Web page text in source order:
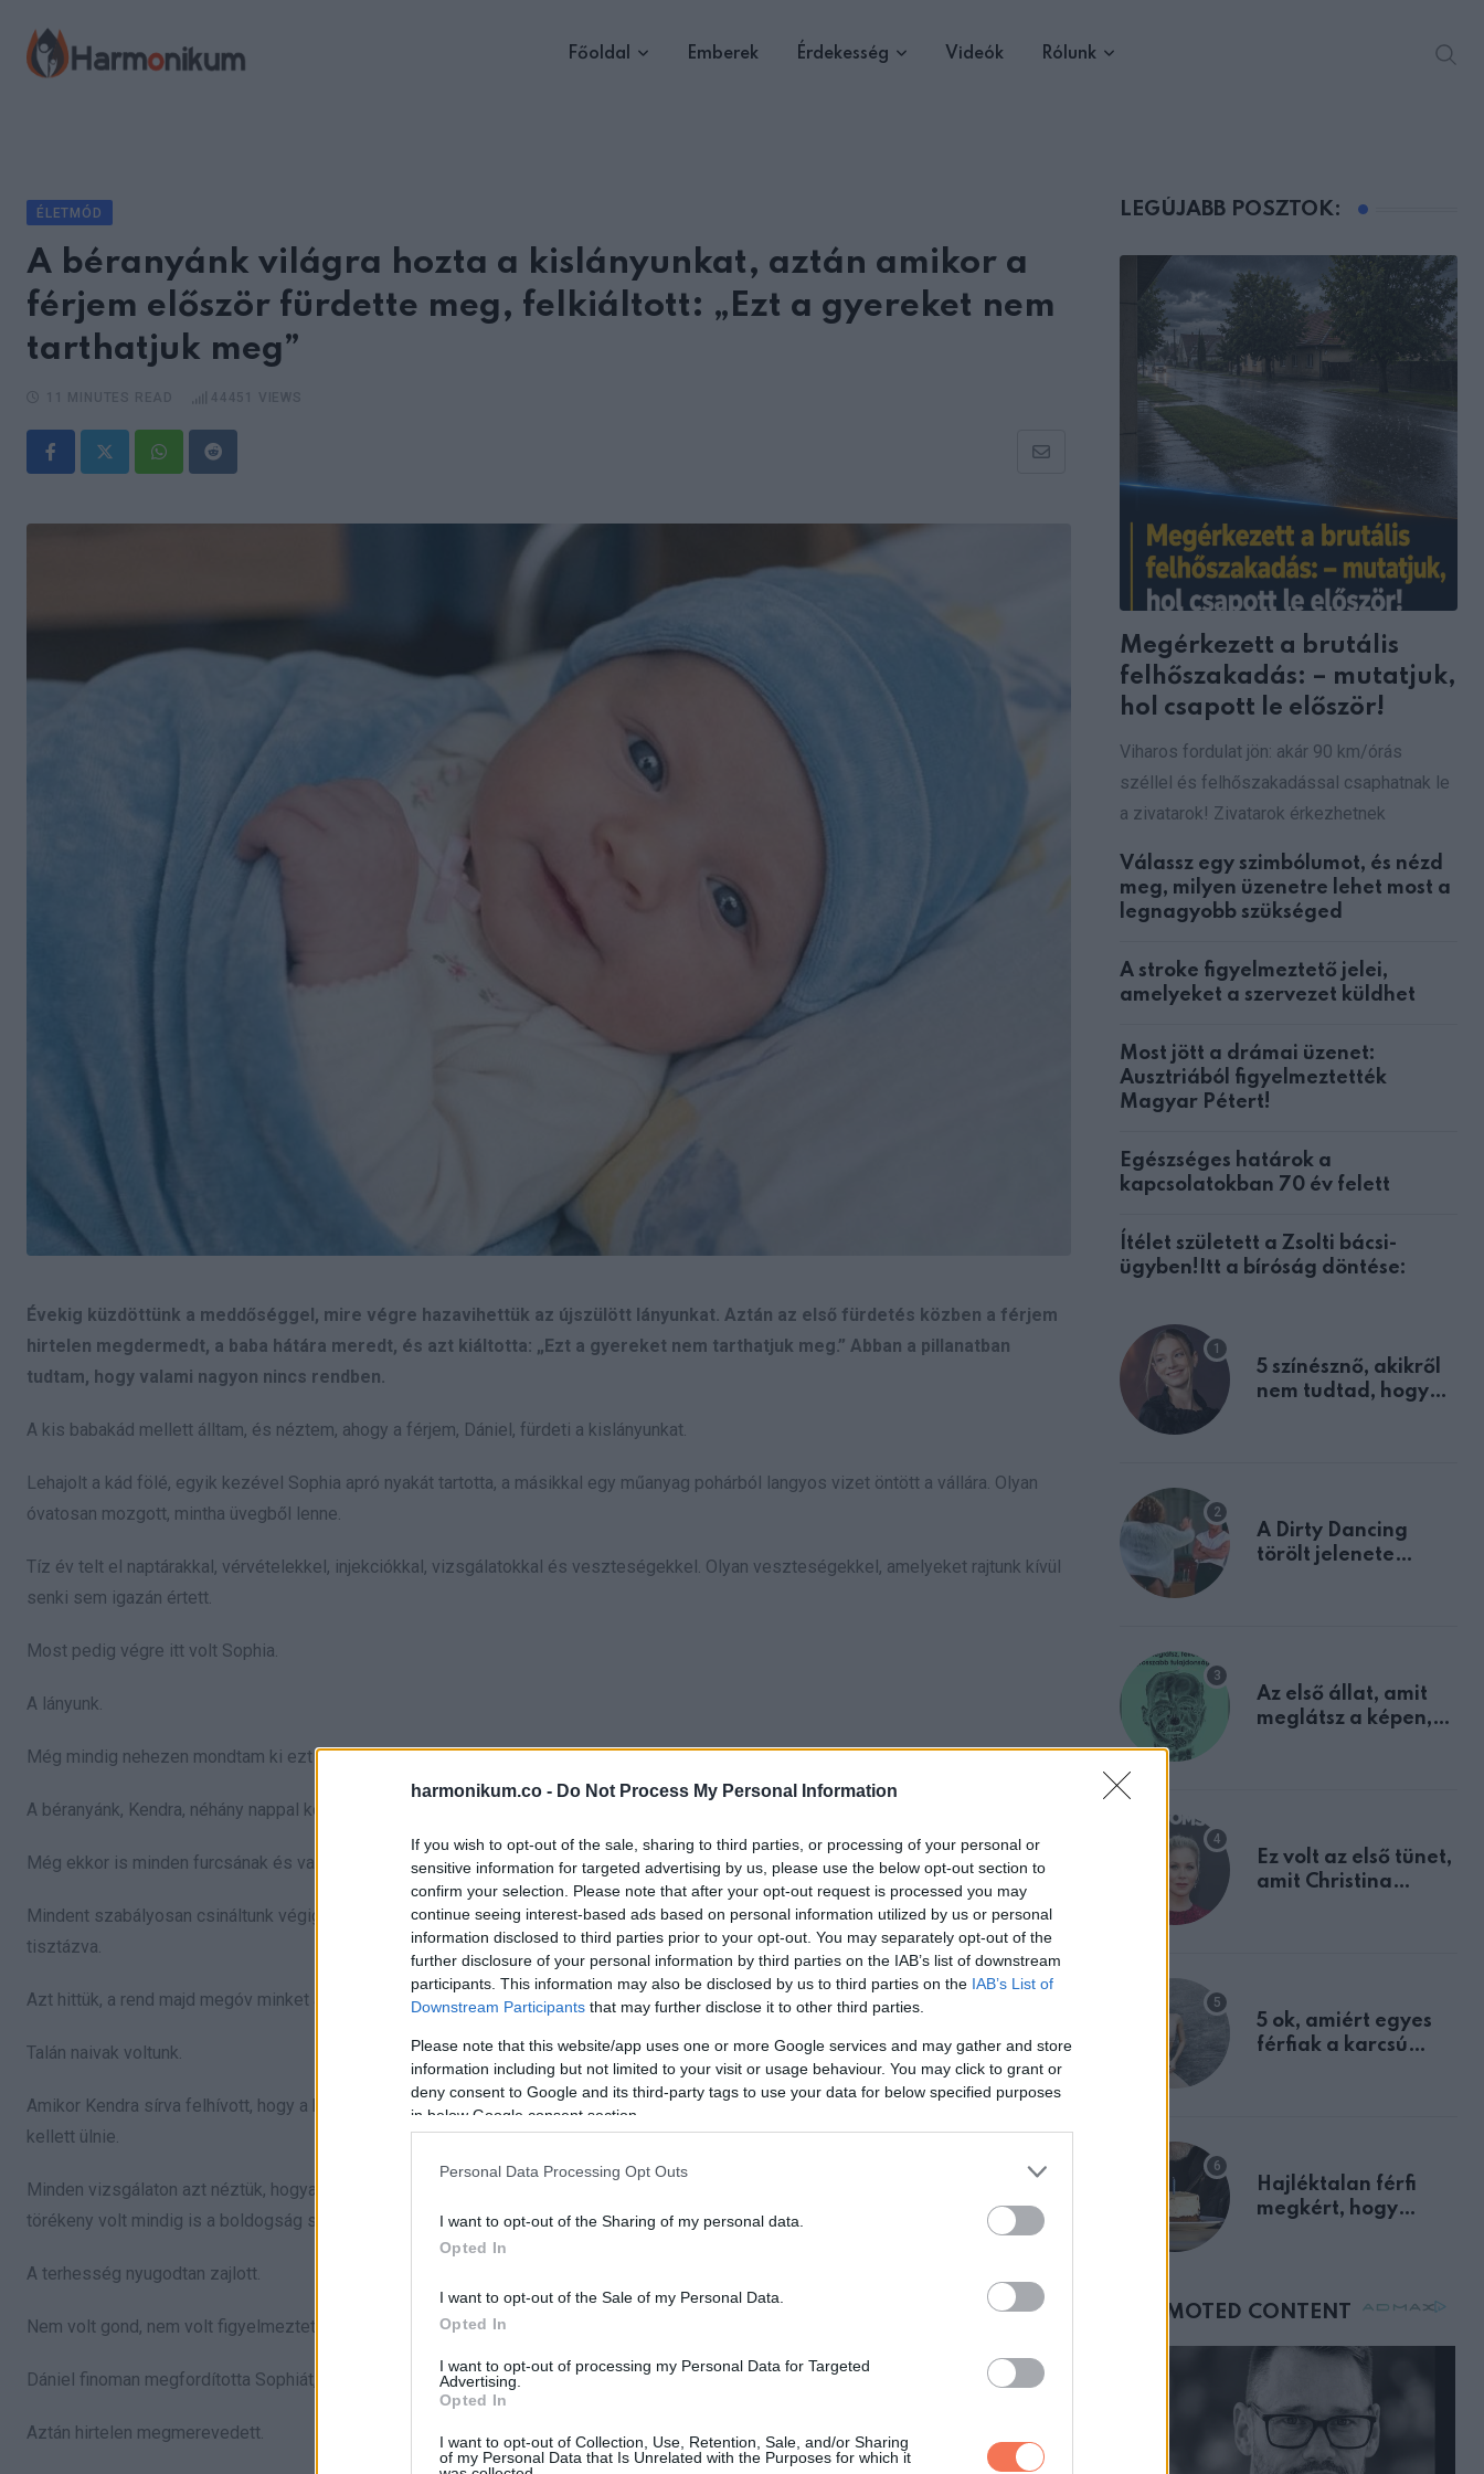
harmonikum.co - Do Not Process My Personal Information
If you wish to opt-out of the sale, sharing to third parties, or processing of your personal or
sensitive information for targeted advertising by us, please use the below opt-out section to
confirm your selection. Please note that after your opt-out request is processed you may
continue seeing interest-based ads based on personal information utilized by us or personal
information disclosed to third parties prior to your opt-out. You may separately opt-out of the
further disclosure of your personal information by third parties on the IAB’s list of downstream
participants. This information may also be disclosed by us to third parties on the IAB’s List of
Downstream Participants that may further disclose it to other third parties.
Please note that this website/app uses one or more Google services and may gather and store
information including but not limited to your visit or usage behaviour. You may click to grant or
deny consent to Google and its third-party tags to use your data for below specified purposes
in below Google consent section.
Personal Data Processing Opt Outs
I want to opt-out of the Sharing of my personal data.
Opted In
I want to opt-out of the Sale of my Personal Data.
Opted In
I want to opt-out of processing my Personal Data for Targeted
Advertising.
Opted In
I want to opt-out of Collection, Use, Retention, Sale, and/or Sharing
of my Personal Data that Is Unrelated with the Purposes for which it
content
Főoldal Emberek Érdekesség Videók Rólunk
ÉLETMÓD
A béranyánk világra hozta a kislányunkat, aztán amikor a
férjem először fürdette meg, felkiáltott: „Ezt a gyereket nem
tarthatjuk meg”
WhatsappReddit
Share
Évekig küzdöttünk a meddőséggel, mire végre hazavihettük az újszülött lányunkat. Aztán az első fürdetés közben a férjem
hirtelen megdermedt, a baba hátára meredt, és azt kiáltotta: „Ezt a gyereket nem tarthatjuk meg.” Abban a pillanatban
tudtam, hogy valami nagyon nincs rendben.
A kis babakád mellett álltam, és néztem, ahogy a férjem, Dániel, fürdeti a kislányunkat.
Lehajolt a kád fölé, egyik kezével Sophia apró nyakát tartotta, a másikkal egy műanyag pohárból langyos vizet öntött a vállára. Olyan
óvatosan mozgott, mintha üvegből lenne.
Tíz év telt el naptárakkal, vérvételekkel, injekciókkal, vizsgálatokkal és veszteségekkel. Olyan veszteségekkel, amelyeket rajtunk kívül
senki sem igazán értett.
Most pedig végre itt volt Sophia.
A lányunk.
Még mindig nehezen mondtam ki ezt sírás nélkül.
A béranyánk, Kendra, néhány nappal korábban szült.
Még ekkor is minden furcsának és valószerűtlennek tűnt.
Mindent szabályosan csináltunk végig. Ügyvédek, szerződések, tanácsadás, orvosi szűrések. Minden papír aláírva, minden határ
tisztázva.
Azt hittük, a rend majd megóv minket a fájdalomtól.
Talán naivak voltunk.
Amikor Kendra sírva felhívott, hogy a beültetés sikerült, én is sírtam. Amikor az első ultrahangon megláttuk a szívhangot, Dánielnek le
kellett ülnie.
Minden vizsgálaton azt néztük, hogyan növekszik a lányunk egy másik nő testében, és közben próbáltunk nem arra gondolni, milyen
törékeny volt mindig is a boldogság számunkra.
A terhesség nyugodtan zajlott.
Nem volt gond, nem volt figyelmeztetés, és semmi nem utalt arra, hogy valami vár ránk a végén.
Dániel finoman megfordította Sophiát, hogy leöblítse a hátát.
Aztán hirtelen megmerevedett.
LEGÚJABB POSZTOK:
Megérkezett a brutális
felhőszakadás: – mutatjuk,
hol csapott le először!
Viharos fordulat jön: akár 90 km/órás
széllel és felhőszakadással csaphatnak le
a zivatarok! Zivatarok érkezhetnek
Válassz egy szimbólumot, és nézd
meg, milyen üzenetre lehet most a
legnagyobb szükséged
A stroke figyelmeztető jelei,
amelyeket a szervezet küldhet
Most jött a drámai üzenet:
Ausztriából figyelmeztették
Magyar Pétert!
Egészséges határok a
kapcsolatokban 70 év felett
Ítélet született a Zsolti bácsi-
ügyben!Itt a bíróság döntése:
5 színésznő, akikről
nem tudtad, hogy
A Dirty Dancing
törölt jelenete
Az első állat, amit
meglátsz a képen,
Ez volt az első tünet,
amit Christina
5 ok, amiért egyes
férfiak a karcsú
Hajléktalan férfi
megkért, hogy
mellettem ült az első